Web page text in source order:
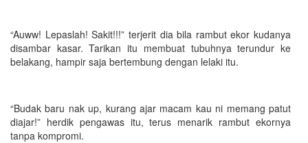
“Auww! Lepaslah! Sakit!!!” terjerit dia bila rambut ekor kudanya
disambar kasar. Tarikan itu membuat tubuhnya terundur ke
belakang, hampir saja bertembung dengan lelaki itu.
“Budak baru nak up, kurang ajar macam kau ni memang patut
diajar!” herdik pengawas itu, terus menarik rambut ekornya
tanpa kompromi.